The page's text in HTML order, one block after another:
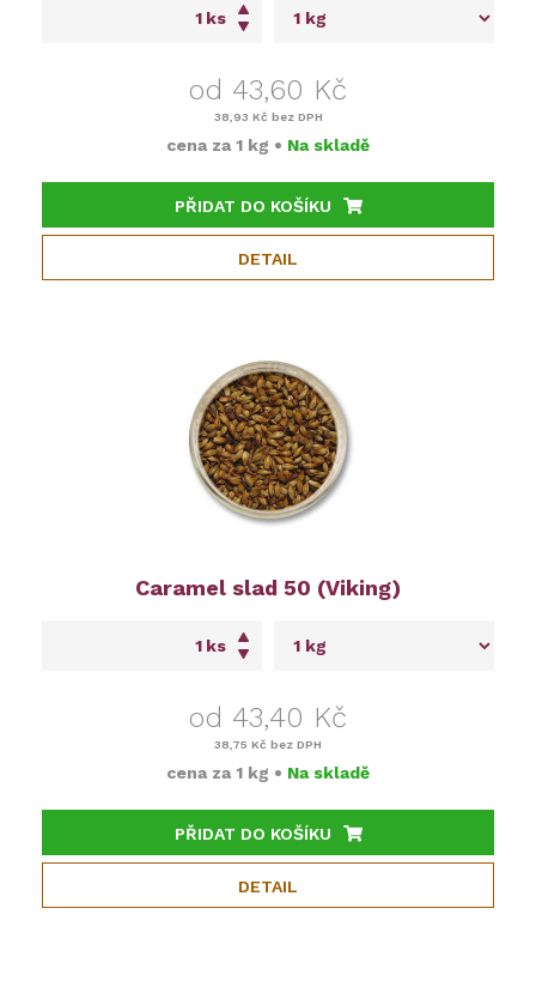
ks
od 43,60 Kč
38,93 Kč bez DPH
cena za 1 kg • Na skladě
PŘIDAT DO KOŠÍKU
DETAIL
Caramel slad 50 (Viking)
ks
od 43,40 Kč
38,75 Kč bez DPH
cena za 1 kg • Na skladě
PŘIDAT DO KOŠÍKU
DETAIL